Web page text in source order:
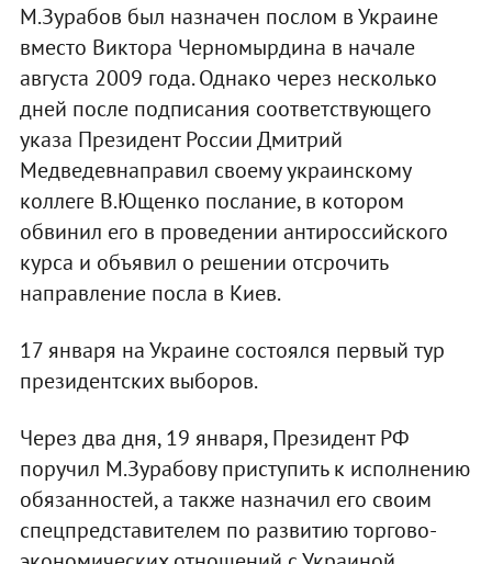
М.Зурабов был назначен послом в Украине
вместо Виктора Черномырдина в начале
августа 2009 года. Однако через несколько
дней после подписания соответствующего
указа Президент России Дмитрий
Медведевнаправил своему украинскому
коллеге В.Ющенко послание, в котором
обвинил его в проведении антироссийского
курса и объявил о решении отсрочить
направление посла в Киев.
17 января на Украине состоялся первый тур
президентских выборов.
Через два дня, 19 января, Президент РФ
поручил М.Зурабову приступить к исполнению
обязанностей, а также назначил его своим
спецпредставителем по развитию торгово-